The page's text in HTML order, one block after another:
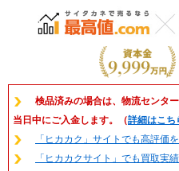
検品済みの場合は、物流センタ
当日中にご入金します。（詳細はこち
「ヒカカク」サイトでも高評価
「ヒカカクサイト」でも買取実